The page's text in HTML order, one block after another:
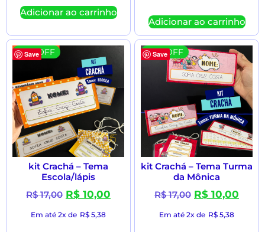
Adicionar ao carrinho
Adicionar ao carrinho
Save
41 % OFF
kit Crachá – Tema
Escola/lápis
R$17,00 R$ 10,00
Em até 2x de R$ 5,38
Save
41 % OFF
kit Crachá – Tema Turma
da Mônica
R$17,00 R$ 10,00
Em até 2x de R$ 5,38